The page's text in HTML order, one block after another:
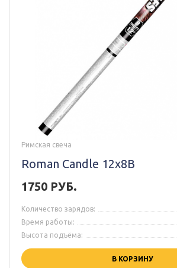
Римская свеча
Roman Candle 12x8B
1750 РУБ.
Количество зарядов:
Время работы:
Высота подъёма:
В КОРЗИНУ